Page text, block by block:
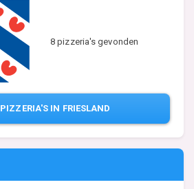
8 pizzeria's gevonden
PIZZERIA'S IN FRIESLAND